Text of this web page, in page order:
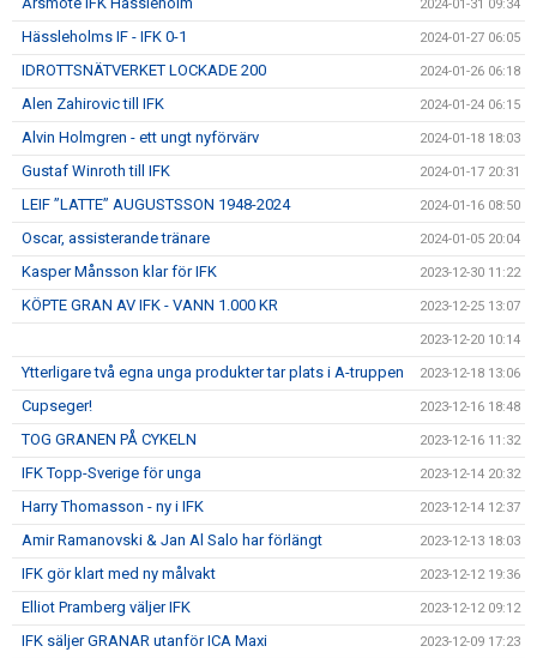
2024-01-31 09:34
Hässleholms IF - IFK 0-1 2024-01-27 06:05
IDROTTSNÄTVERKET LOCKADE 200 2024-01-26 06:18
Alen Zahirovic till IFK 2024-01-24 06:15
Alvin Holmgren - ett ungt nyförvärv 2024-01-18 18:03
Gustaf Winroth till IFK 2024-01-17 20:31
LEIF ”LATTE” AUGUSTSSON 1948-2024 2024-01-16 08:50
Oscar, assisterande tränare 2024-01-05 20:04
Kasper Månsson klar för IFK 2023-12-30 11:22
KÖPTE GRAN AV IFK - VANN 1.000 KR 2023-12-25 13:07
2023-12-20 10:14
Ytterligare två egna unga produkter tar plats i A-truppen 2023-12-18 13:06
Cupseger! 2023-12-16 18:48
TOG GRANEN PÅ CYKELN 2023-12-16 11:32
IFK Topp-Sverige för unga 2023-12-14 20:32
Harry Thomasson - ny i IFK 2023-12-14 12:37
Amir Ramanovski & Jan Al Salo har förlängt 2023-12-13 18:03
IFK gör klart med ny målvakt 2023-12-12 19:36
Elliot Pramberg väljer IFK 2023-12-12 09:12
IFK säljer GRANAR utanför ICA Maxi 2023-12-09 17:23